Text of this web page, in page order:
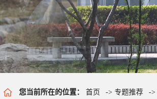
您当前所在的位置： 首页 -> 专题推荐 ->